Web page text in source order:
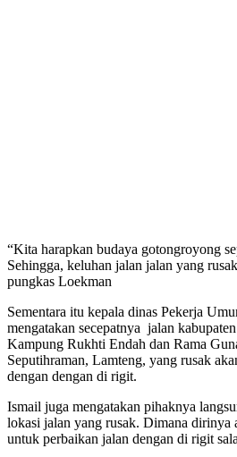
“Kita harapkan budaya gotongroyong
Sehingga, keluhan jalan jalan yang
pungkas Loekman
Sementara itu kepala dinas Pekerja
mengatakan secepatnya jalan
Kampung Rukhti Endah dan Rama
Seputihraman, Lamteng, yang rusak
dengan dengan di rigit.
Ismail juga mengatakan pihaknya
lokasi jalan yang rusak. Dimana dirinya
untuk perbaikan jalan dengan di rigit